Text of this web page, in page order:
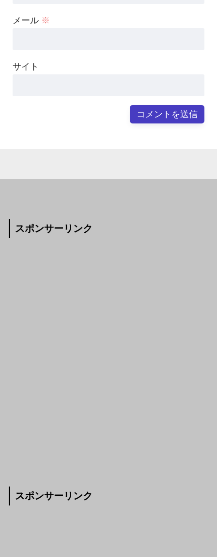
メール ※
サイト
スポンサーリンク
スポンサーリンク